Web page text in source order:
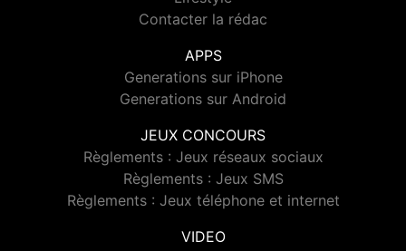
Contacter la rédac
APPS
Generations sur iPhone
Generations sur Android
JEUX CONCOURS
Règlements : Jeux réseaux sociaux
Règlements : Jeux SMS
Règlements : Jeux téléphone et internet
VIDEO